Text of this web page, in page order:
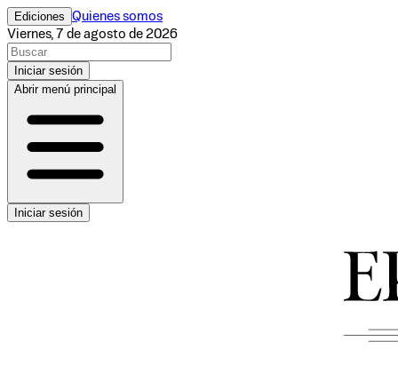
Ediciones Quienes somos
Viernes, 7 de agosto de 2026
Iniciar sesión
Abrir menú principal
Iniciar sesión